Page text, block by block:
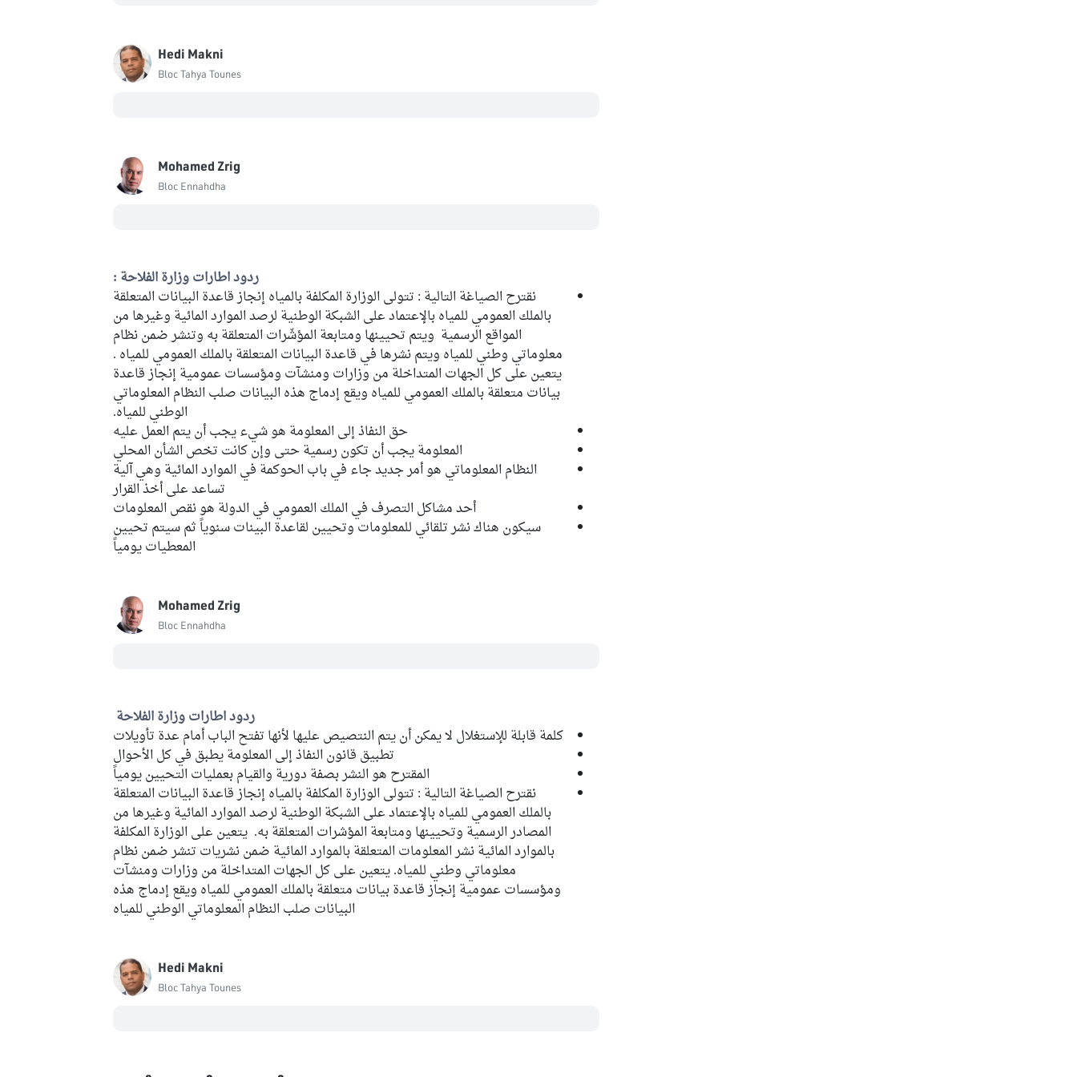
Hedi Makni
Bloc Tahya Tounes
Mohamed Zrig
Bloc Ennahdha
ردود اطارات وزارة الفلاحة :
نقترح الصياغة التالية : تتولى الوزارة المكلفة بالمياه إنجاز قاعدة البيانات المتعلقة
بالملك العمومي للمياه بالإعتماد على الشبكة الوطنية لرصد الموارد المائية وغيرها من
المواقع الرسمية ويتم تحيينها ومتابعة المؤشّرات المتعلقة به وتنشر ضمن نظام
معلوماتي وطني للمياه ويتم نشرها في قاعدة البيانات المتعلقة بالملك العمومي للمياه .
يتعين على كل الجهات المتداخلة من وزارات ومنشآت ومؤسسات عمومية إنجاز قاعدة
بيانات متعلقة بالملك العمومي للمياه ويقع إدماج هذه البيانات صلب النظام المعلوماتي
الوطني للمياه.
حق النفاذ إلى المعلومة هو شيء يجب أن يتم العمل عليه
المعلومة يجب أن تكون رسمية حتى وإن كانت تخص الشأن المحلي
النظام المعلوماتي هو أمر جديد جاء في باب الحوكمة في الموارد المائية وهي آلية
تساعد على أخذ القرار
أحد مشاكل التصرف في الملك العمومي في الدولة هو نقص المعلومات
سيكون هناك نشر تلقائي للمعلومات وتحيين لقاعدة البينات سنوياً ثم سيتم تحيين
المعطيات يومياً
Mohamed Zrig
Bloc Ennahdha
ردود اطارات وزارة الفلاحة
كلمة قابلة للإستغلال لا يمكن أن يتم النتصيص عليها لأنها تفتح الباب أمام عدة تأويلات
تطبيق قانون النفاذ إلى المعلومة يطبق في كل الأحوال
المقترح هو النشر بصفة دورية والقيام بعمليات التحيين يومياً
نقترح الصياغة التالية : تتولى الوزارة المكلفة بالمياه إنجاز قاعدة البيانات المتعلقة
بالملك العمومي للمياه بالإعتماد على الشبكة الوطنية لرصد الموارد المائية وغيرها من
المصادر الرسمية وتحيينها ومتابعة المؤشرات المتعلقة به. يتعين على الوزارة المكلفة
بالموارد المائية نشر المعلومات المتعلقة بالموارد المائية ضمن نشريات تنشر ضمن نظام
معلوماتي وطني للمياه. يتعين على كل الجهات المتداخلة من وزارات ومنشآت
ومؤسسات عمومية إنجاز قاعدة بيانات متعلقة بالملك العمومي للمياه ويقع إدماج هذه
البيانات صلب النظام المعلوماتي الوطني للمياه
Hedi Makni
Bloc Tahya Tounes